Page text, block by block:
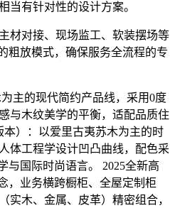
当有针对性的设计方案。
材对接、现场监工、软装摆场等
粗放模式，确保服务全流程的专
主的现代简约产品线，采用0度
与木纹美学的平衡，适配品质住
本）：以爱里古夷苏木为主的时
体工程学设计凹凸曲线，配色采
与国际时尚语言。 2025全新高
，业务横跨橱柜、全屋定制柜
实木、金属、皮革）精密组合，